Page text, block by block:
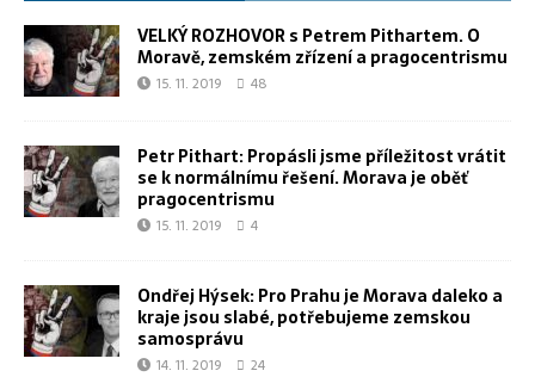
VELKÝ ROZHOVOR s Petrem Pithartem. O
Moravě, zemském zřízení a pragocentrismu
15. 11. 2019 48
Petr Pithart: Propásli jsme příležitost vrátit
se k normálnímu řešení. Morava je oběť
pragocentrismu
15. 11. 2019 4
Ondřej Hýsek: Pro Prahu je Morava daleko a
kraje jsou slabé, potřebujeme zemskou
samosprávu
14. 11. 2019 24